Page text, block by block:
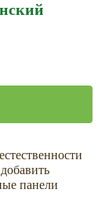
панели